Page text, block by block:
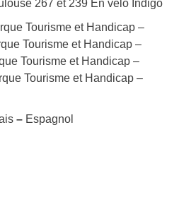
267 et 239 En vélo Indigo
Tourisme et Handicap –
Tourisme et Handicap –
Tourisme et Handicap –
Tourisme et Handicap –
– Espagnol